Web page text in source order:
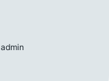
admin